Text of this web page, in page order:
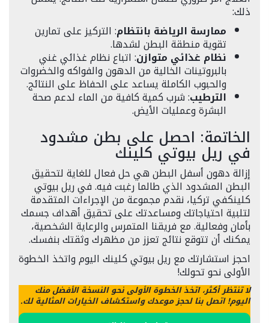
ذلك:
ممارسة الرياضة بانتظام: التركيز على تمارين
تقوية منطقة البطن لشدها.
نظام غذائي متوازن: اتباع نظام غذائي غني
بالبروتينات الخالية من الدهون والفواكه والخضروات
والحبوب الكاملة يساعد على الحفاظ على النتائج.
الترطيب: شرب كمية كافية من الماء لدعم صحة
البشرة وعمليات الأيض.
الخاتمة: احصل على بطن مشدود
في ريل بيوتي كلينك
إزالة دهون أسفل البطن هي حل فعال للغاية لتحقيق
البطن المشدود الذي طالما رغبت فيه. في ريل بيوتي
كلينكفي تركيا، نقدم مجموعة من الإجراءات المتقدمة
لتلبية احتياجاتك ومساعدتك على تحقيق أهداف جسمك
بأمان وفعالية. مع فريقنا المتمرس والرعاية الشخصية،
يمكنك أن تتوقع نتائج تعزز من مظهرك وثقتك بنفسك.
احجز استشارتك مع ريل بيوتي كلينك اليوم واتخذ الخطوة
الأولى نحو تحولك!
لا تنتظر أكثر، اتخذ الخطوة الأولى نحو النسخة الأفضل منك
اليوم! اتصل بنا لحجز موعدك واستكشاف الخيارات المثالية لك.